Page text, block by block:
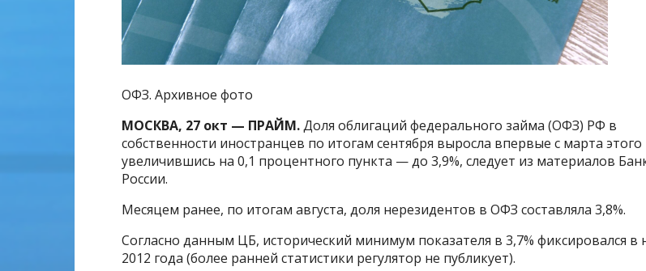
ОФЗ. Архивное фото
МОСКВА, 27 окт — ПРАЙМ.Доля облигаций федерального займа (ОФЗ) РФ в
собственности иностранцев по итогам сентября выросла впервые с марта этого
увеличившись на 0,1 процентного пункта — до 3,9%, следует из материалов
России.
Месяцем ранее, по итогам августа, доля нерезидентов в ОФЗ составляла 3,8%.
Согласно данным ЦБ, исторический минимум показателя в 3,7% фиксировался в
2012 года (более ранней статистики регулятор не публикует).